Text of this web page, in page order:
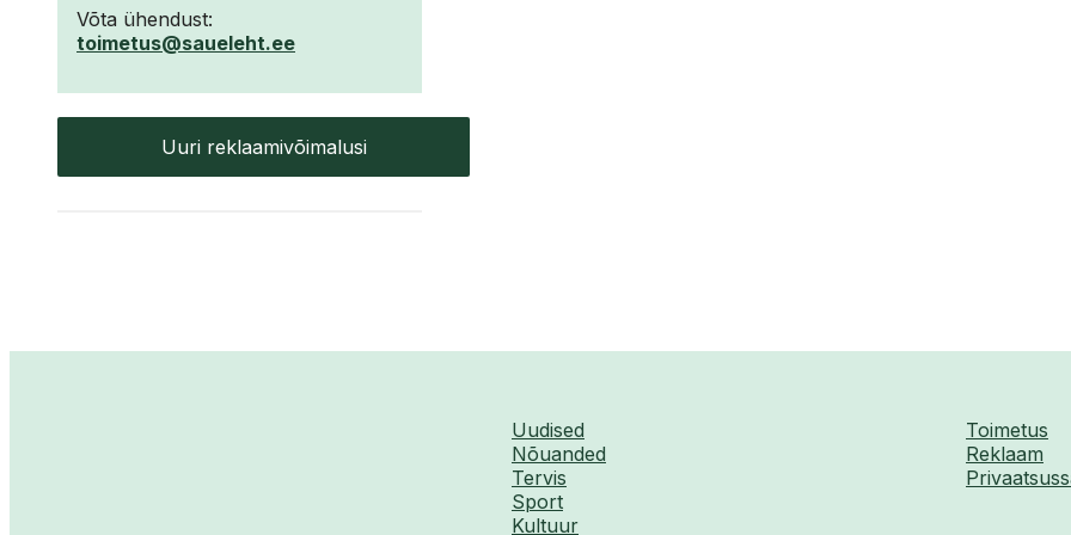
Võta ühendust:
toimetus@saueleht.ee
Uuri reklaamivõimalusi
Uudised
Nõuanded
Tervis
Sport
Kultuur
Toimetus
Reklaam